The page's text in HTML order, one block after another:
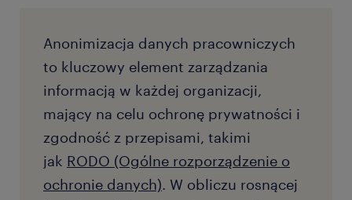
Anonimizacja danych pracowniczych
to kluczowy element zarządzania
informacją w każdej organizacji,
mający na celu ochronę prywatności i
zgodność z przepisami, takimi
jak RODO (Ogólne rozporządzenie o
ochronie danych). W obliczu rosnącej